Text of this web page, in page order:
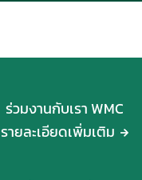
ร่วมงานกับเรา WMC
รายละเอียดเพิ่มเติม